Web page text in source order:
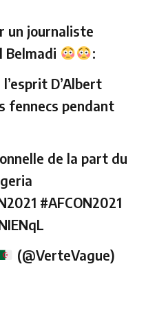
un journaliste
Belmadi
:
D’Albert
fennecs pendant
de la part du
#AFCON2021
(@VerteVague)